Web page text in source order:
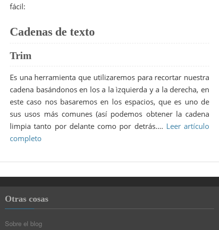
fácil:
Cadenas de texto
Trim
Es una herramienta que utilizaremos para recortar nuestra
cadena basándonos en los a la ìzquierda y a la derecha, en
este caso nos basaremos en los espacios, que es uno de
sus usos más comunes (así podemos obtener la cadena
limpia tanto por delante como por detrás.… Leer artículo
completo
Otras cosas
Sobre el blog